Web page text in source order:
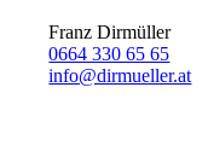
Franz Dirmüller
0664 330 65 65
info@dirmueller.at